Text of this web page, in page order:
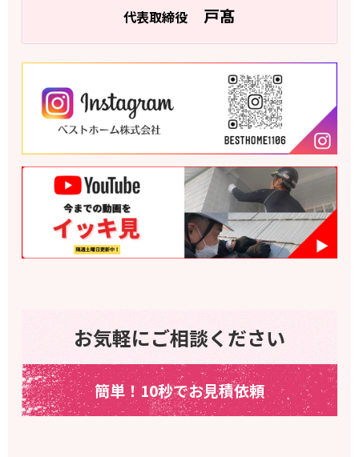
代表取締役 戸髙
お気軽にご相談ください
簡単！10秒でお見積依頼